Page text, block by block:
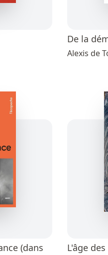
De la
Alexis de
(dans
L'âge